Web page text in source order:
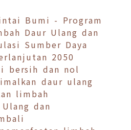
Bumi - Program
Daur Ulang dan
Sumber Daya
2050
bersih dan nol
daur ulang
limbah
dan